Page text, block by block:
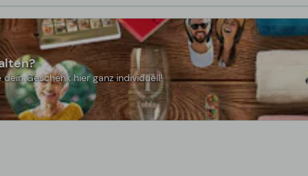
Geschenk hier ganz individuell!